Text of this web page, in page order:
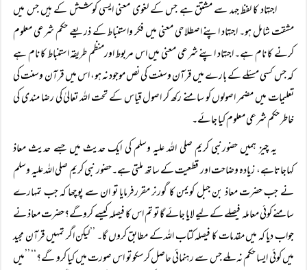
اجتہاد کا لفظ جہد سے مشتق ہے جس کے لغوی معنی ایسی کوشش کے ہیں جس میں
مشقت شامل ہو۔ اجتہاد اپنے اصطلاحی معنی میں فکر واستنباط کے ذریعے حکم شرعی معلوم
کرنے کا نام ہے۔ اجتہاد اپنے شرعی معنی میں اس مربوط اورمنظم طریقہ استنباط کا نام ہے
کہ جس کسی مسئلے کے بارے میں قرآن وسنت کی نص موجود نہ ہو، اس میں قرآن وسنت کی
تعلیمات میں مضمر اصولوں کو سامنے رکھ کر اصول قیاس کے تحت اللہ تعالیٰ کی رضا مندی کی
خاطر حکم شرعی معلوم کیا جائے۔
یہ چیز ہمیں حضورنبی کریم صلی اللہ علیہ وسلم کی ایک حدیث میں جسے حدیث معاذ
کہاجاتاہے، زیادہ وضاحت اور قطعیت کے ساتھ ملتی ہے۔حضور نبی کریم صلی اللہ علیہ وسلم
نے جب حضرت معاذ بن جبل کویمن کا گورنر مقررفرمایا تو ان سے پوچھا کہ جب تمہارے
سامنے کوئی معاملہ فیصلے کے لیے لایا جائے گا تو تم اس کا فیصلہ کیسے کروگے؟حضرت معاذ نے
جواب دیا کہ میں مقدمات کا فیصلہ کتاب اللہ کے مطابق کروں گا۔ ’’لیکن اگر تمہیں قرآن مجید
میں کوئی ایسا حکم نہ ملے جس سے رہنمائی حاصل کرسکو تو اس صورت میں کیا کرو گے؟‘‘ ’’میں